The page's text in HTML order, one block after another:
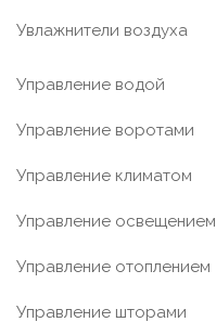
Увлажнители воздуха
Управление водой
Управление воротами
Управление климатом
Управление освещением
Управление отоплением
Управление шторами